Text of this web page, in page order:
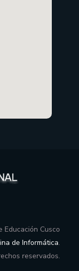
Cusco
de Informática.
reservados.